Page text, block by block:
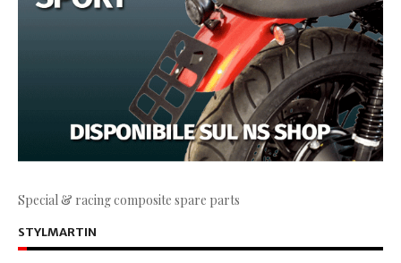
Special & racing composite spare parts
STYLMARTIN